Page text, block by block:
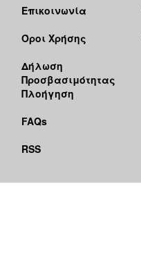
Επικοινωνία
Όροι Χρήσης
Δήλωση
Προσβασιμότητας
Πλοήγηση
FAQs
RSS